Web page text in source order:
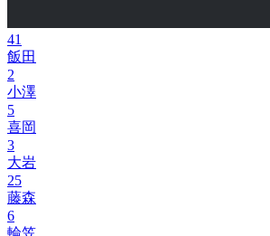
41
飯田
2
小澤
5
喜岡
3
大岩
25
藤森
6